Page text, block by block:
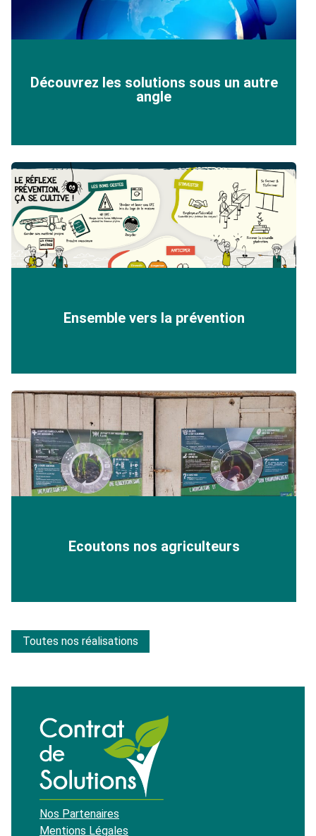
Découvrez les solutions sous un autre
angle
Ensemble vers la prévention
Ecoutons nos agriculteurs
Toutes nos réalisations
Nos Partenaires
Mentions Légales